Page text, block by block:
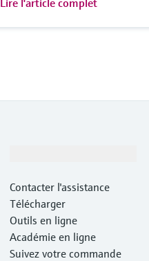
Contacter l'assistance
Télécharger
Outils en ligne
Académie en ligne
Suivez votre commande